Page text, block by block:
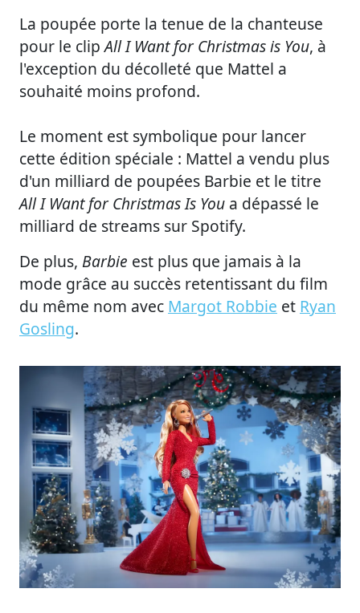
La poupée porte la tenue de la chanteuse
pour le clipAll I Want for Christmas is You, à
l'exception du décolleté que Mattel a
souhaité moins profond.
Le moment est symbolique pour lancer
cette édition spéciale : Mattel a vendu plus
d'un milliard de poupées Barbie et le titre
All I Want for Christmas Is You a dépassé le
milliard de streams sur Spotify.
De plus, Barbie est plus que jamais à la
mode grâce au succès retentissant du film
du même nom avec Margot Robbie et Ryan
Gosling.